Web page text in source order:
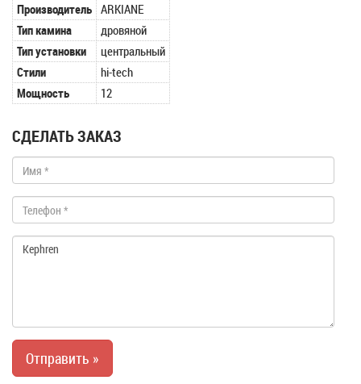
Производитель ARKIANE
Тип камина
дровяной
Тип установки
центральный
Стили
hi-tech
Мощность
12
СДЕЛАТЬ ЗАКАЗ